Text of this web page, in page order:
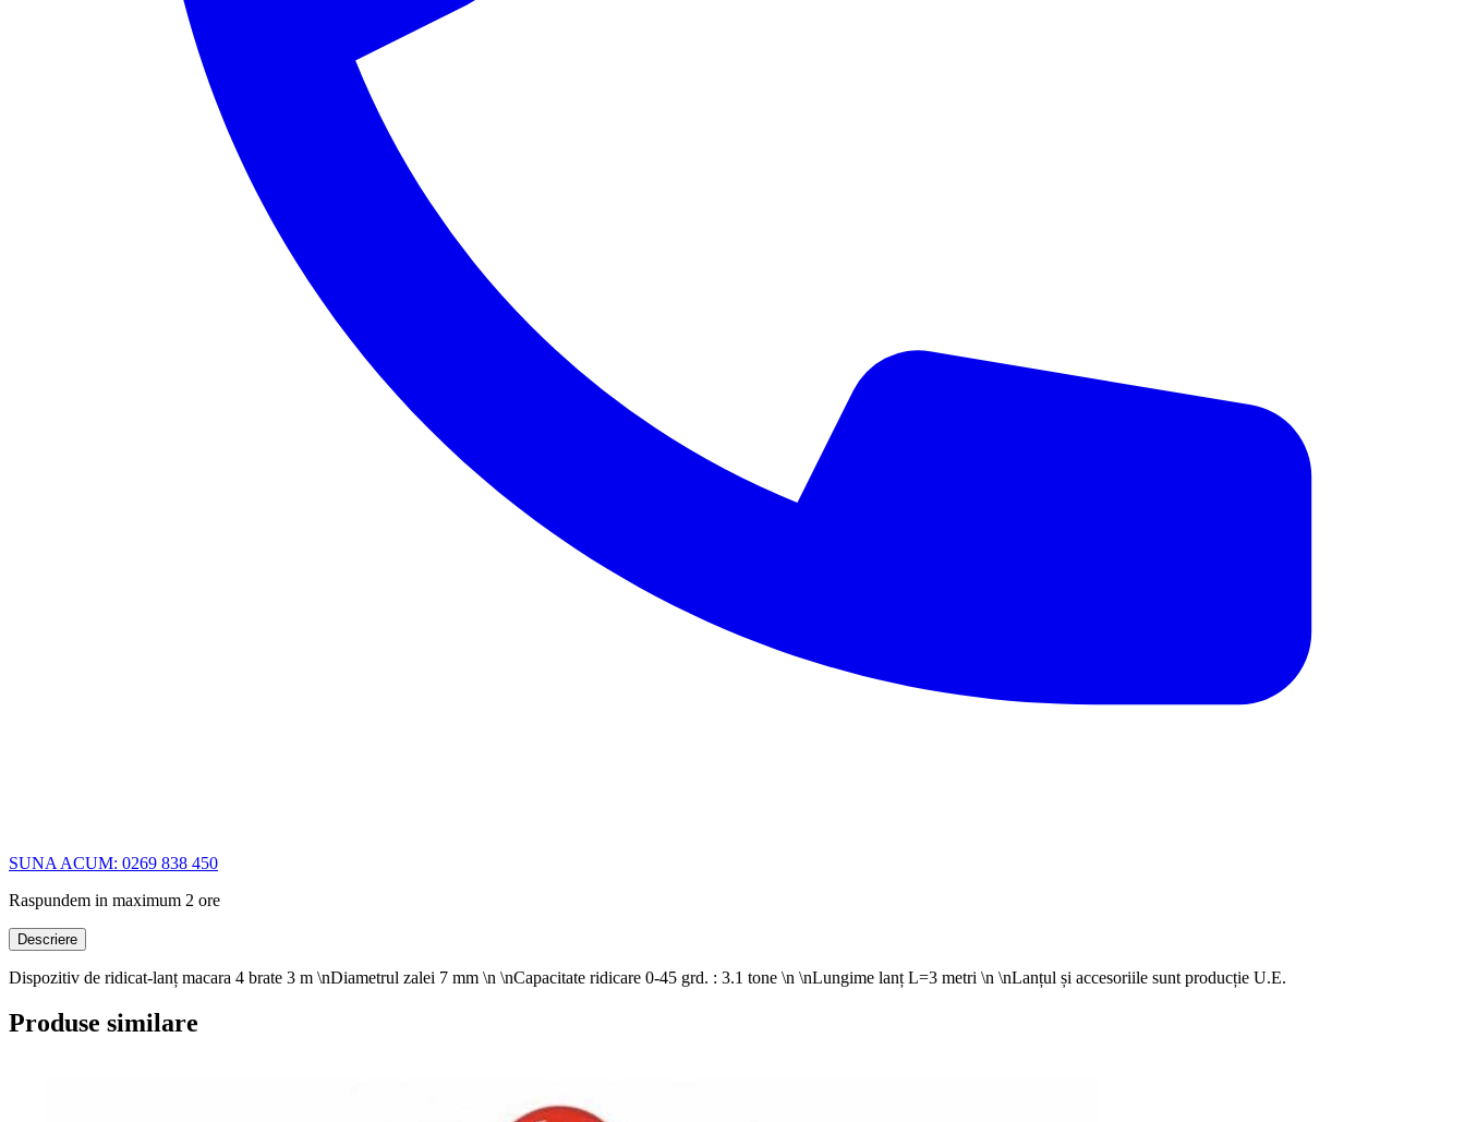
SUNA ACUM: 0269 838 450
Raspundem in maximum 2 ore
Descriere
Dispozitiv de ridicat-lanț macara 4 brate 3 m \nDiametrul zalei 7 mm \n \nCapacitate ridicare 0-45 grd. : 3.1 tone \n \nLungime lanț L=3 metri \n \nLanțul și accesoriile sunt producție U.E.
Produse similare